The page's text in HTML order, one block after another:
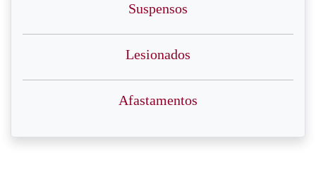
Suspensos
Lesionados
Afastamentos